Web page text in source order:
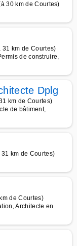
30 km de Courtes)
km de Courtes)
de construire,
Dplg
km de Courtes)
de bâtiment,
km de Courtes)
de Courtes)
Architecte en